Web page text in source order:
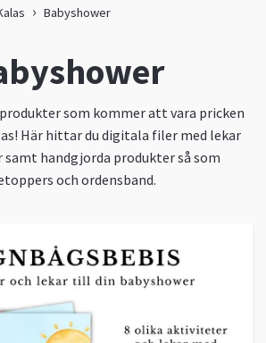
Babyshower
som kommer att vara pricken
Här hittar du digitala filer med lekar
handgjorda produkter så som
och ordensband.